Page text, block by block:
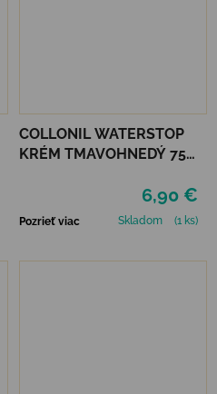
COLLONIL WATERSTOP
KRÉM TMAVOHNEDÝ 75
6,90 €
Pozrieť viac Skladom (1 ks)